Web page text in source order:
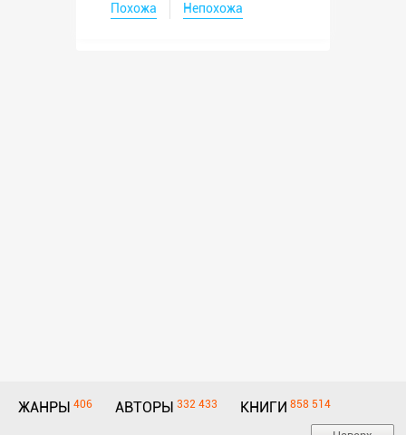
Похожа Непохожа
ЖАНРЫ 406 АВТОРЫ 332 433 КНИГИ 858 514